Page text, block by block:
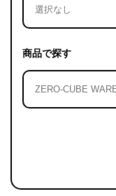
商品で探す